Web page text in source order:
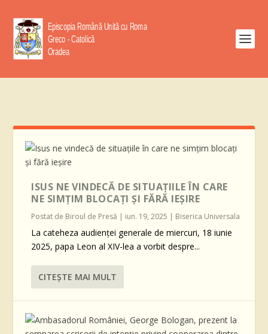
ISUS NE VINDECĂ DE SITUAȚIILE ÎN CARE
NE SIMȚIM BLOCAȚI ȘI FĂRĂ IEȘIRE
Postat de Biroul de Presă | iun. 19, 2025 | Biserica Universala
La cateheza audienței generale de miercuri, 18 iunie
2025, papa Leon al XIV-lea a vorbit despre...
CITEŞTE MAI MULT